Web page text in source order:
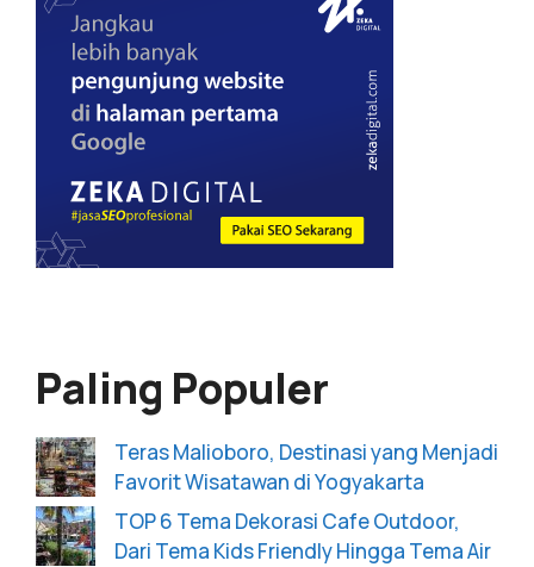
Paling Populer
Teras Malioboro, Destinasi yang Menjadi
Favorit Wisatawan di Yogyakarta
TOP 6 Tema Dekorasi Cafe Outdoor,
Dari Tema Kids Friendly Hingga Tema Air